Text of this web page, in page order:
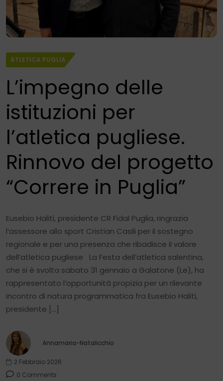
ATLETICA PUGLIA
L’impegno delle
istituzioni per
l’atletica pugliese.
Rinnovo del progetto
“Correre in Puglia”
Eusebio Haliti, presidente CR Fidal Puglia, ringrazia
l’assessore allo sport Cristian Casili per il sostegno
regionale e per una presenza che ribadisce il valore
dell’atletica pugliese La Festa dell’atletica salentina,
che si è svolta sabato 31 gennaio a Galatone (Le), ha
rappresentato l’opportunità propizia per un rilevante
incontro di natura programmatica fra Eusebio Haliti,
presidente […]
Annamaria-Natalicchio
2 Febbraio 2026
0 Comments